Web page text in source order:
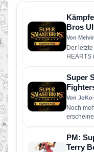
Bros
Von
Der
HEARTS
Kämpfer
Super
Von JoKo•
Noch
Super
PM:
Terry